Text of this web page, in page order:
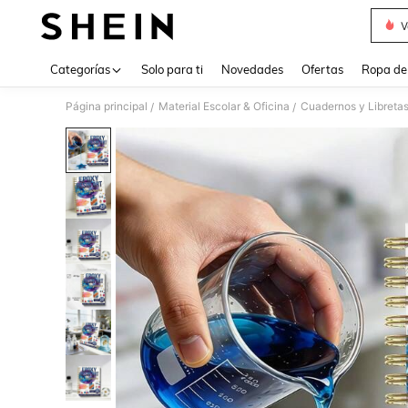
Categorías Solo para ti Novedades Ofertas Ropa
Página principal / Material Escolar & Oficina / Cuadernos y Libretas